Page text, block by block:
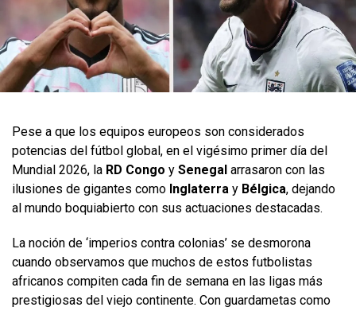
Pese a que los equipos europeos son considerados
potencias del fútbol global, en el vigésimo primer día del
Mundial 2026, la RD Congo y Senegal arrasaron con las
ilusiones de gigantes como Inglaterra y Bélgica, dejando
al mundo boquiabierto con sus actuaciones destacadas.
La noción de ‘imperios contra colonias’ se desmorona
cuando observamos que muchos de estos futbolistas
africanos compiten cada fin de semana en las ligas más
prestigiosas del viejo continente. Con guardametas como